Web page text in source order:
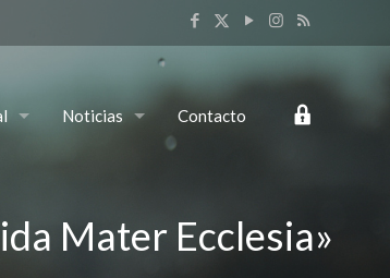
Noticias Contacto
Mater Ecclesia»